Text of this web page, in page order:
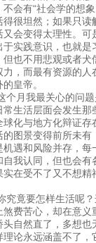
不会有“社会学的想
得很坦然；如果只
又会变得太理性。
于实践意识，也就
但也不用悲观或者
力，而最有资源的
皇帝。
我最关心的问题
常生活层面会发生
球化与地方化辩证
的图景变得前所未
机遇和风险并存，
自我认同，但也会
实在受不了又不想
要怎样生活呢？
煞费苦心，却在意
头自然直了，多想
理论永远涵盖不了